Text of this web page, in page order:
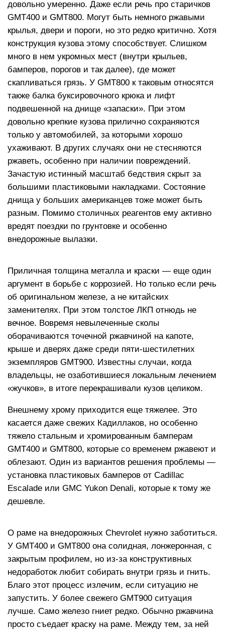
довольно умеренно. Даже если речь про старичков
GMT400 и GMT800. Могут быть немного ржавыми
крылья, двери и пороги, но это редко критично. Хотя
конструкция кузова этому способствует. Слишком
много в нем укромных мест (внутри крыльев,
бамперов, порогов и так далее), где может
скапливаться грязь. У GMT800 к таковым относятся
также балка буксировочного крюка и лифт
подвешенной на днище «запаски». При этом
довольно крепкие кузова прилично сохраняются
только у автомобилей, за которыми хорошо
ухаживают. В других случаях они не стесняются
ржаветь, особенно при наличии повреждений.
Зачастую истинный масштаб бедствия скрыт за
большими пластиковыми накладками. Состояние
днища у больших американцев тоже может быть
разным. Помимо столичных реагентов ему активно
вредят поездки по грунтовке и особенно
внедорожные вылазки.
Приличная толщина металла и краски — еще один
аргумент в борьбе с коррозией. Но только если речь
об оригинальном железе, а не китайских
заменителях. При этом толстое ЛКП отнюдь не
вечное. Вовремя невылеченные сколы
оборачиваются точечной ржавчиной на капоте,
крыше и дверях даже среди пяти-шестилетних
экземпляров GMT900. Известны случаи, когда
владельцы, не озаботившиеся локальным лечением
«жучков», в итоге перекрашивали кузов целиком.
Внешнему хрому приходится еще тяжелее. Это
касается даже свежих Кадиллаков, но особенно
тяжело стальным и хромированным бамперам
GMT400 и GMT800, которые со временем ржавеют и
облезают. Один из вариантов решения проблемы —
установка пластиковых бамперов от Cadillac
Escalade или GMC Yukon Denali, которые к тому же
дешевле.
О раме на внедорожных Chevrolet нужно заботиться.
У GMT400 и GMT800 она солидная, лонжеронная, с
закрытым профилем, но из-за конструктивных
недоработок любит собирать внутри грязь и гнить.
Благо этот процесс излечим, если ситуацию не
запустить. У более свежего GMT900 ситуация
лучше. Само железо гниет редко. Обычно ржавчина
просто съедает краску на раме. Между тем, за ней